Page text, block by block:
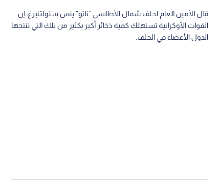
قال الأمين العام لحلف شمال الأطلسي "ناتو" ينس ستولتنبرغ، إن
القوات الأوكرانية تستهلك كمية ذخائر أكبر بكثير من تلك التي تنتجها
الدول الأعضاء في الحلف.